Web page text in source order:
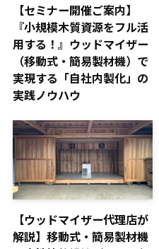
【セミナー開催ご案内】
『小規模木質資源をフル活
用する！』ウッドマイザー
（移動式・簡易製材機）で
実現する「自社内製化」の
実践ノウハウ
【ウッドマイザー代理店が
解説】移動式・簡易製材機